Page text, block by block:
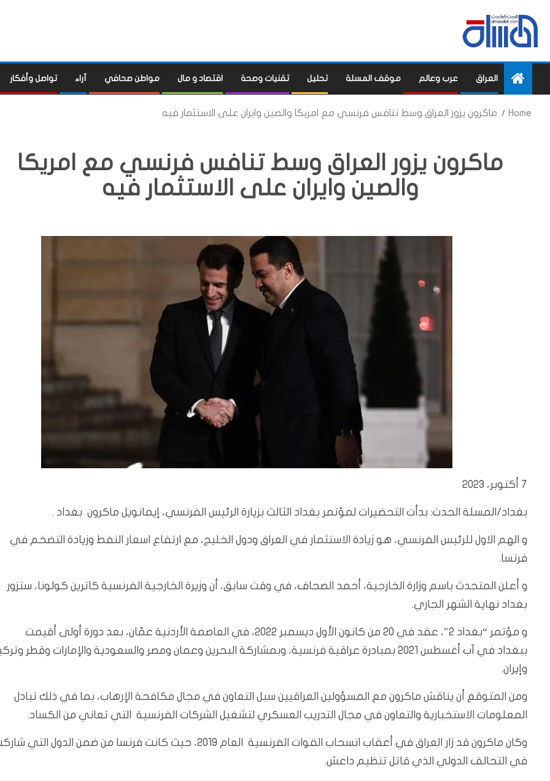
العراق عرب وعالم موقف المسلة تحليل تقنيات وصحة اقتصاد و مال مواطن صحافي آراء تواصل وأفكار
Home ماكرون يزور العراق وسط تنافس فرنسي مع امريكا والصين وايران على الاستثمار فيه
ماكرون يزور العراق وسط تنافس فرنسي مع امريكا
والصين وايران على الاستثمار فيه
7 أكتوبر، 2023
بغداد/المسلة الحدث: بدأت التحضيرات لمؤتمر بغداد الثالث بزيارة الرئيس الفرنسي، إيمانويل ماكرون بغداد .
و الهم الاول للرئيس الفرنسي، هو زيادة الاستثمار في العراق ودول الخليج، مع ارتفاع اسعار النفط وزيادة التضخم في
فرنسا.
و أعلن المتحدث باسم وزارة الخارجية، أحمد الصحاف، في وقت سابق، أن وزيرة الخارجية الفرنسية كاترين كولونا، ستزور
بغداد نهاية الشهر الجاري.
و مؤتمر “بغداد 2″، عقد في 20 من كانون الأول ديسمبر 2022، في العاصمة الأردنية عمّان، بعد دورة أولى أقيمت
ببغداد في آب أغسطس 2021 بمبادرة عراقية فرنسية، وبمشاركة البحرين وعمان ومصر والسعودية والإمارات وقطر
وإيران.
ومن المتوقع أن يناقش ماكرون مع المسؤولين العراقيين سبل التعاون في مجال مكافحة الإرهاب، بما في ذلك تبادل
المعلومات الاستخبارية والتعاون في مجال التدريب العسكري لتشغيل الشركات الفرنسية التي تعاني من الكساد.
وكان ماكرون قد زار العراق في أعقاب انسحاب القوات الفرنسية العام 2019، حيث كانت فرنسا من ضمن الدول التي
في التحالف الدولي الذي قاتل تنظيم داعش.